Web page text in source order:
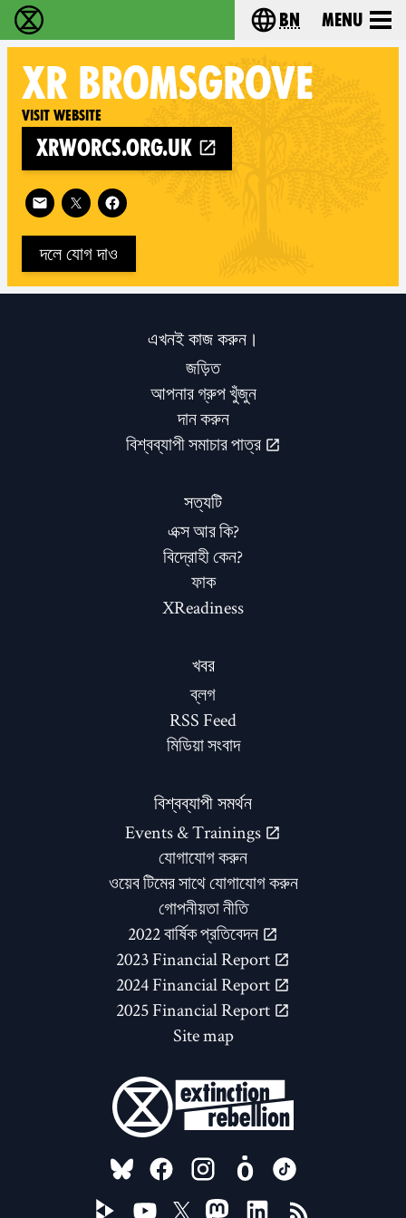
বিলুপ্তি বিদ্রোহ - Home Choose your
bn Menu
XR BROMSGROVE
Visit website
xrworcs.org.uk
Follow XR Bromsgrove on
দলে যোগ দাও
এখনই কাজ করুন।
জড়িত
আপনার গ্রুপ খুঁজুন
দান করুন
বিশ্বব্যাপী সমাচার পাত্র
সত্যটি
এক্স আর কি?
বিদ্রোহী কেন?
ফাক
XReadiness
খবর
ব্লগ
RSS Feed
মিডিয়া সংবাদ
বিশ্বব্যাপী সমর্থন
Events & Trainings
যোগাযোগ করুন
ওয়েব টিমের সাথে যোগাযোগ করুন
গোপনীয়তা নীতি
2022 বার্ষিক প্রতিবেদন
2023 Financial Report
2024 Financial Report
2025 Financial Report
Site map
FOLLOW US ON